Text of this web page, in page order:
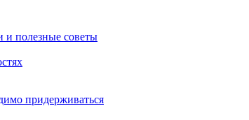
и полезные советы
придерживаться